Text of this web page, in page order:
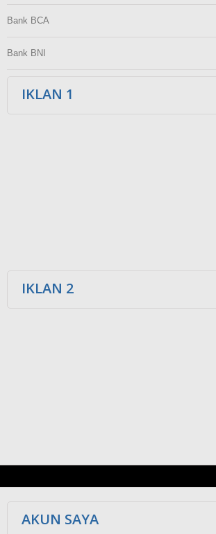
Bank BCA
Bank BNI
IKLAN 1
IKLAN 2
AKUN SAYA